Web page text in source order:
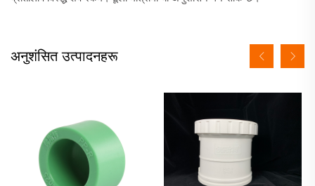
अनुशंसित उत्पादनहरू